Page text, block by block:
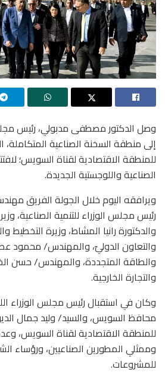
وصل الدكتور مصطفى مدبولي، رئيس مجلس
إلى منطقة السخنة الصناعية المتكاملة،
للمنطقة الاقتصادية لقناة السويس؛
الصناعية واللوجستية الجديدة.
ويرافقه اليوم خلال الجولة الفريق
رئيس مجلس الوزراء للتنمية الصناعية،
والدكتورة رانيا المشاط، وزيرة التخطيط
والتعاون الدوليّ، والمهندس/ محمود
والطاقة المتجددة، والمهندس/ حسن
والتجارة الخارجية.
وكان في استقبال رئيس مجلس الوزراء
محافظ السويس، والسيد/ وليد جمال
للمنطقة الاقتصادية لقناة السويس،
وممثلي المطورين الصناعيين، ورؤساء
للمشروعات.